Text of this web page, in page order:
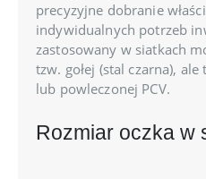
precyzyjne dobranie
indywidualnych potrzeb
zastosowany w siatkach
tzw. gołej (stal czarna),
lub powleczonej PCV.
Rozmiar oczka w